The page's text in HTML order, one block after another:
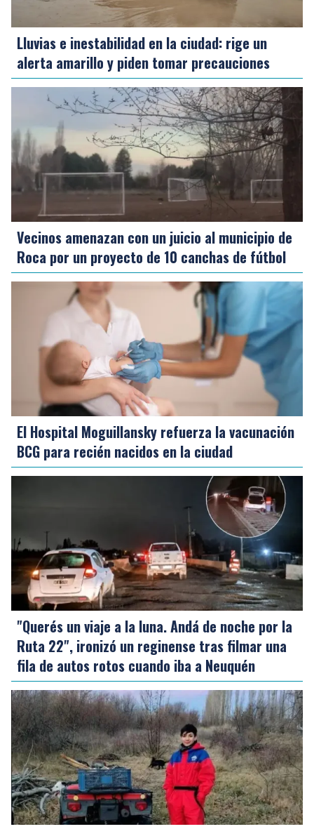
Lluvias e inestabilidad en la ciudad: rige un
alerta amarillo y piden tomar precauciones
Vecinos amenazan con un juicio al municipio de
Roca por un proyecto de 10 canchas de fútbol
El Hospital Moguillansky refuerza la vacunación
BCG para recién nacidos en la ciudad
"Querés un viaje a la luna. Andá de noche por la
Ruta 22", ironizó un reginense tras filmar una
fila de autos rotos cuando iba a Neuquén